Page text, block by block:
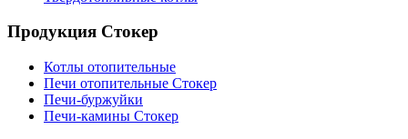
Продукция Стокер
Котлы отопительные
Печи отопительные Стокер
Печи-буржуйки
Печи-камины Стокер